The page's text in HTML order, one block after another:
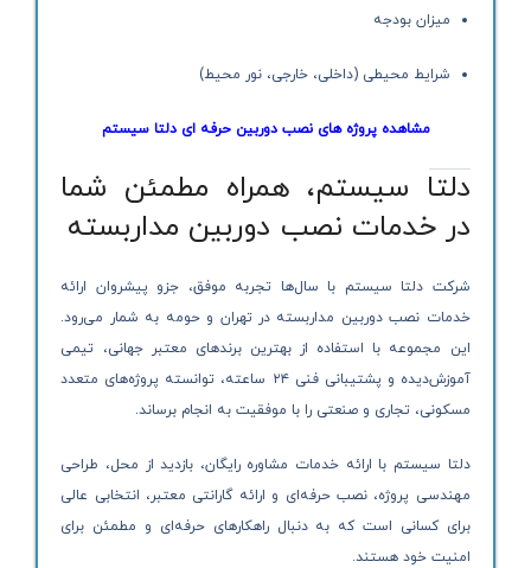
میزان بودجه
شرایط محیطی (داخلی، خارجی، نور محیط)
مشاهده پروژه های نصب دوربین حرفه ای دلتا سیستم
دلتا سیستم، همراه مطمئن شما
در خدمات نصب دوربین مداربسته
شرکت دلتا سیستم با سال‌ها تجربه موفق، جزو پیشروان ارائه
خدمات نصب دوربین مداربسته در تهران و حومه به شمار می‌رود.
این مجموعه با استفاده از بهترین برندهای معتبر جهانی، تیمی
آموزش‌دیده و پشتیبانی فنی ۲۴ ساعته، توانسته پروژه‌های متعدد
مسکونی، تجاری و صنعتی را با موفقیت به انجام برساند.
دلتا سیستم با ارائه خدمات مشاوره رایگان، بازدید از محل، طراحی
مهندسی پروژه، نصب حرفه‌ای و ارائه گارانتی معتبر، انتخابی عالی
برای کسانی است که به دنبال راهکارهای حرفه‌ای و مطمئن برای
امنیت خود هستند.